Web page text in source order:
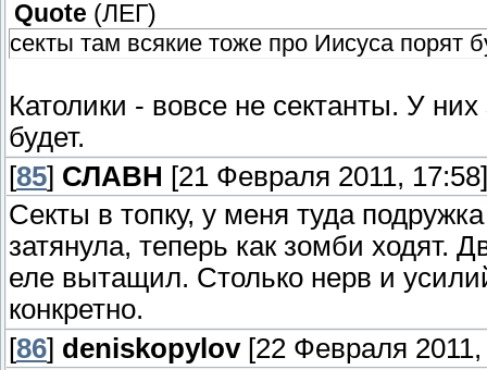
Quote (ЛЕГ)
секты там всякие тоже про Иисуса порят
Католики - вовсе не сектанты. У
будет.
[85] СЛАВН [21 Февраля 2011, 17:58]
Секты в топку, у меня туда
затянула, теперь как зомби ходят.
еле вытащил. Столько нерв и
конкретно.
[86] deniskopylov[22 Февраля 2011,